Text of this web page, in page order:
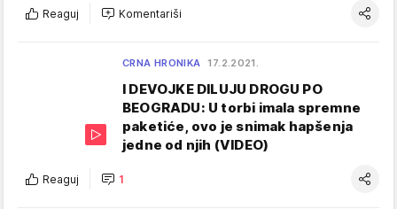
Reaguj Komentariši
CRNA HRONIKA 17.2.2021.
I DEVOJKE DILUJU DROGU PO
BEOGRADU: U torbi imala spremne
paketiće, ovo je snimak hapšenja
jedne od njih (VIDEO)
Reaguj 1